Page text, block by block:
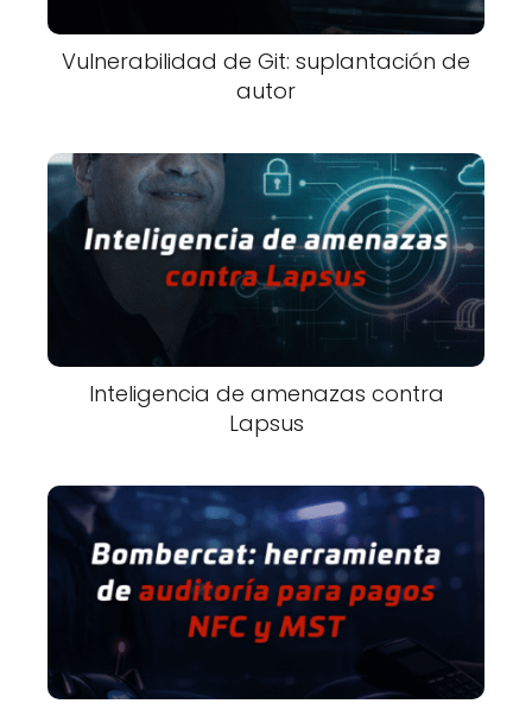
Vulnerabilidad de Git: suplantación de
autor
Inteligencia de amenazas contra
Lapsus